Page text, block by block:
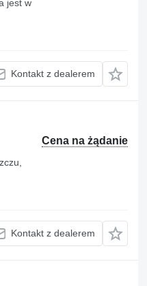
jest w
Kontakt z dealerem
Cena na żądanie
Kontakt z dealerem